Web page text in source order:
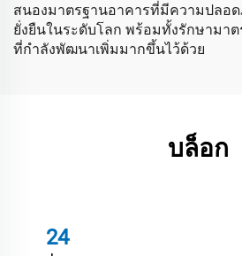
สนองมาตรฐานอาคารที่มีความปลอ
ยั่งยืนในระดับโลก พร้อมทั้งรักษามา
ที่กำลังพัฒนาเพิ่มมากขึ้นไว้ด้วย
บล็อก
24